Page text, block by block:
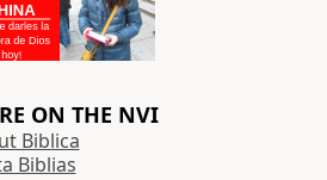
ON THE NVI
Biblica
Biblias